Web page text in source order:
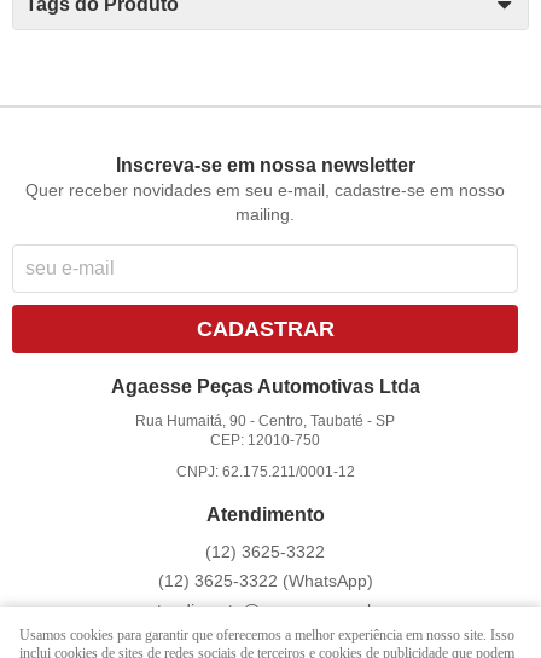
Tags do Produto
Inscreva-se em nossa newsletter
Quer receber novidades em seu e-mail, cadastre-se em nosso
mailing.
CADASTRAR
Agaesse Peças Automotivas Ltda
Rua Humaitá, 90 -Centro, Taubaté -SP
CEP: 12010-750
CNPJ: 62.175.211/0001-12
Atendimento
(12) 3625-3322
(12) 3625-3322 (WhatsApp)
atendimento@agaesse.com.br
Usamos cookies para garantir que oferecemos a melhor experiência em nosso site. Isso
inclui cookies de sites de redes sociais de terceiros e cookies de publicidade que podem